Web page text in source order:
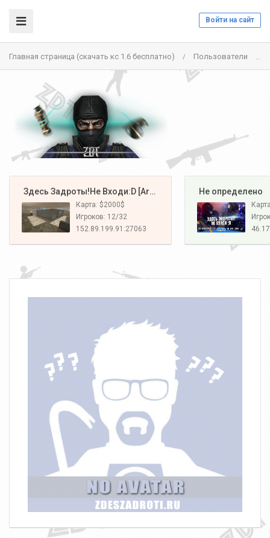
Войти на сайт
Главная страница (скачать кс 1.6 бесплатно) / Пользователи
️ Здесь Задроты!Не Входи:D [Army#1]
Карта: $2000$
Игроков: 12/32
152.89.199.91:27063
️ Не определено